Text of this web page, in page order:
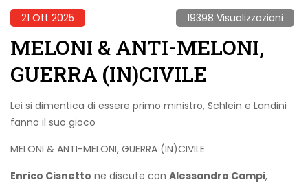
21 Ott 2025 19398 Visualizzazioni
MELONI & ANTI-MELONI,
GUERRA (IN)CIVILE
Lei si dimentica di essere primo ministro, Schlein e Landini
fanno il suo gioco
MELONI & ANTI-MELONI, GUERRA (IN)CIVILE
Enrico Cisnetto ne discute con Alessandro Campi,